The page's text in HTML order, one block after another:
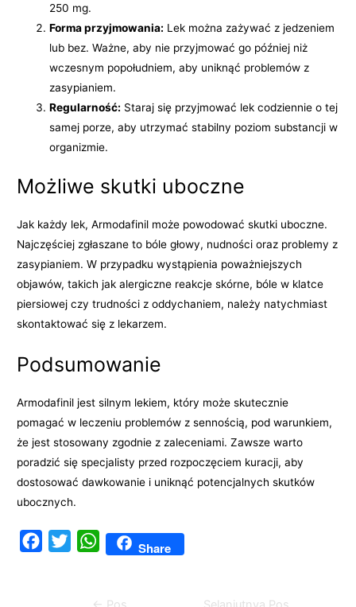
250 mg.
Forma przyjmowania: Lek można zażywać z jedzeniem
lub bez. Ważne, aby nie przyjmować go później niż
wczesnym popołudniem, aby uniknąć problemów z
zasypianiem.
Regularność: Staraj się przyjmować lek codziennie o tej
samej porze, aby utrzymać stabilny poziom substancji w
organizmie.
Możliwe skutki uboczne
Jak każdy lek, Armodafinil może powodować skutki uboczne.
Najczęściej zgłaszane to bóle głowy, nudności oraz problemy z
zasypianiem. W przypadku wystąpienia poważniejszych
objawów, takich jak alergiczne reakcje skórne, bóle w klatce
piersiowej czy trudności z oddychaniem, należy natychmiast
skontaktować się z lekarzem.
Podsumowanie
Armodafinil jest silnym lekiem, który może skutecznie
pomagać w leczeniu problemów z sennością, pod warunkiem,
że jest stosowany zgodnie z zaleceniami. Zawsze warto
poradzić się specjalisty przed rozpoczęciem kuracji, aby
dostosować dawkowanie i uniknąć potencjalnych skutków
ubocznych.
W
Share